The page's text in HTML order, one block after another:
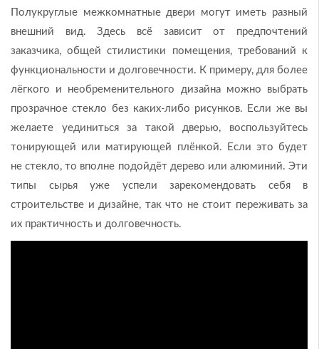
Полукруглые межкомнатные двери могут иметь разный
внешний вид. Здесь всё зависит от предпочтений
заказчика, общей стилистики помещения, требований к
функциональности и долговечности. К примеру, для более
лёгкого и необременительного дизайна можно выбрать
прозрачное стекло без каких-либо рисунков. Если же вы
желаете уединиться за такой дверью, воспользуйтесь
тонирующей или матирующей плёнкой. Если это будет
не стекло, то вполне подойдёт дерево или алюминий. Эти
типы сырья уже успели зарекомендовать себя в
строительстве и дизайне, так что не стоит переживать за
их практичность и долговечность.